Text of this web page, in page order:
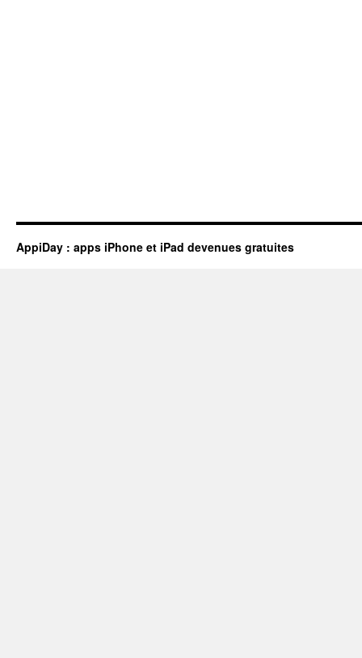
AppiDay : apps iPhone et iPad devenues gratuites